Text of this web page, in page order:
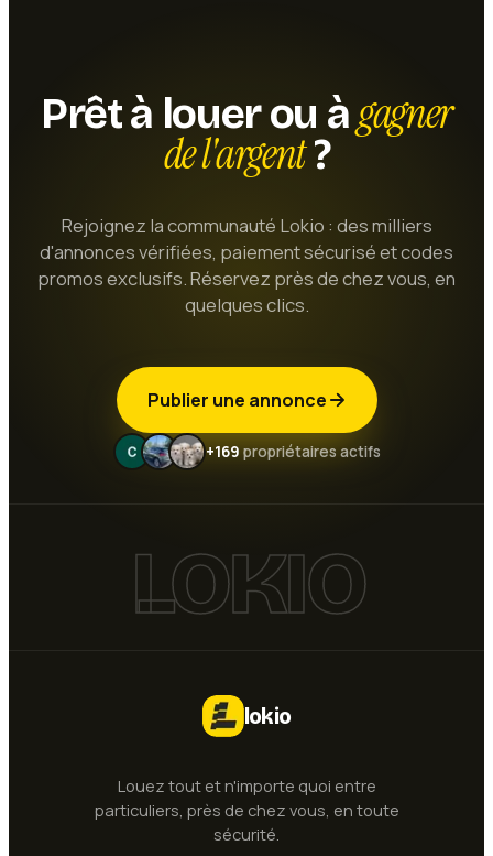
Prêt à louer ou àgagner
de l'argent?
Rejoignez la communauté Lokio : des milliers
d'annonces vérifiées, paiement sécurisé et codes
promos exclusifs. Réservez près de chez vous, en
quelques clics.
Publier une annonce
+169 propriétaires actifs
LOKIO
lokio
Louez tout et n'importe quoi entre
particuliers, près de chez vous, en toute
sécurité.